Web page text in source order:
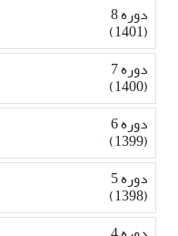
دوره 8
(1401)
دوره 7
(1400)
دوره 6
(1399)
دوره 5
(1398)